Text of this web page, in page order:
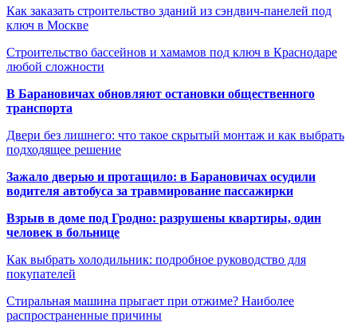
Как заказать строительство зданий из сэндвич-панелей под
ключ в Москве
Строительство бассейнов и хамамов под ключ в Краснодаре
любой сложности
В Барановичах обновляют остановки общественного
транспорта
Двери без лишнего: что такое скрытый монтаж и как выбрать
подходящее решение
Зажало дверью и протащило: в Барановичах осудили
водителя автобуса за травмирование пассажирки
Взрыв в доме под Гродно: разрушены квартиры, один
человек в больнице
Как выбрать холодильник: подробное руководство для
покупателей
Стиральная машина прыгает при отжиме? Наиболее
распространенные причины